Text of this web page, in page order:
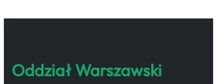
Oddział Warszawski